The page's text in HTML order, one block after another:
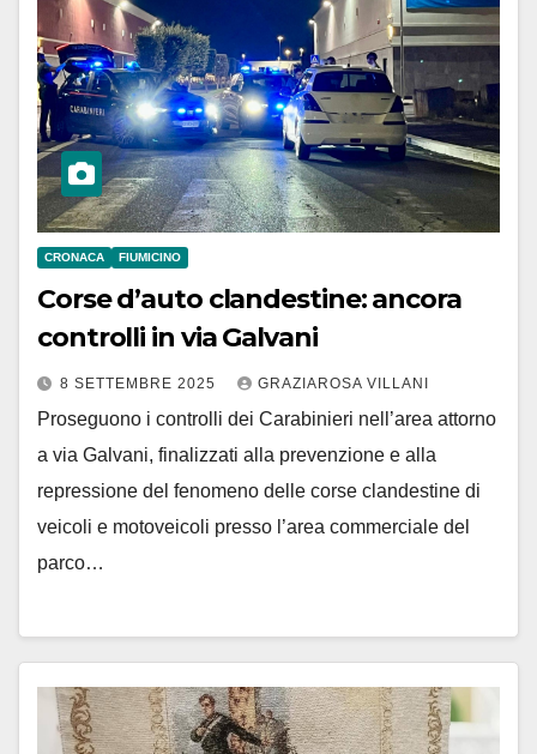
CRONACA FIUMICINO
Corse d’auto clandestine: ancora
controlli in via Galvani
8 SETTEMBRE 2025 GRAZIAROSA VILLANI
Proseguono i controlli dei Carabinieri nell’area attorno
a via Galvani, finalizzati alla prevenzione e alla
repressione del fenomeno delle corse clandestine di
veicoli e motoveicoli presso l’area commerciale del
parco…